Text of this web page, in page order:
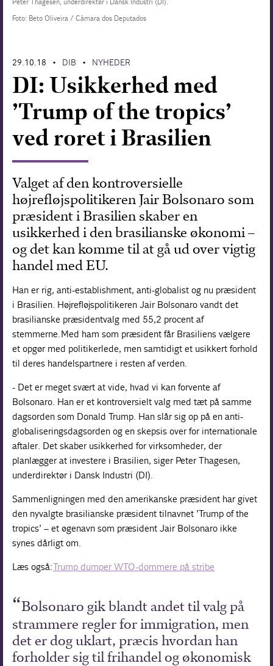
Forskning
Foto: Beto Oliveira / Câmara dos Deputados
29.10.18 • DIB • NYHEDER
DI: Usikkerhed med
’Trump of the tropics’
ved roret i Brasilien
Valget af den kontroversielle
højrefløjspolitikeren Jair Bolsonaro som
præsident i Brasilien skaber en
usikkerhed i den brasilianske økonomi –
og det kan komme til at gå ud over vigtig
handel med EU.
Han er rig, anti-establishment, anti-globalist og nu præsident
i Brasilien. Højrefløjspolitikeren Jair Bolsonaro vandt det
brasilianske præsidentvalg med 55,2 procent af
stemmerne. Med ham som præsident får Brasiliens vælgere
et opgør med politikerlede, men samtidigt et usikkert forhold
til deres handelspartnere i resten af verden.
- Det er meget svært at vide, hvad vi kan forvente af
Bolsonaro. Han er et kontroversielt valg med tæt på samme
dagsorden som Donald Trump. Han slår sig op på en anti-
globaliseringsdagsorden og en skepsis over for internationale
aftaler. Det skaber usikkerhed for virksomheder, der
planlægger at investere i Brasilien, siger Peter Thagesen,
underdirektør i Dansk Industri (DI).
Sammenligningen med den amerikanske præsident har givet
den nyvalgte brasilianske præsident tilnavnet ’Trump of the
tropics’ – et øgenavn som præsident Jair Bolsonaro ikke
synes dårligt om.
Læs også:Trump dumper WTO-dommere på stribe
Bolsonaro gik blandt andet til valg på
strammere regler for immigration, men
det er dog uklart, præcis hvordan han
forholder sig til frihandel og økonomisk